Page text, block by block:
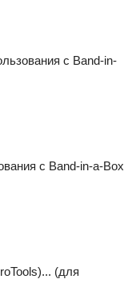
с Band-in-
с Band-in-a-Box
(для